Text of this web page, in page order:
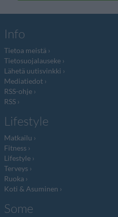
Info
Tietoa meistä
Tietosuojalauseke
Lähetä uutisvinkki
Mediatiedot
RSS-ohje
RSS
Lifestyle
Matkailu
Fitness
Lifestyle
Terveys
Ruoka
Koti & Asuminen
Some